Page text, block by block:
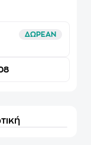
ΔΩΡΕΑΝ